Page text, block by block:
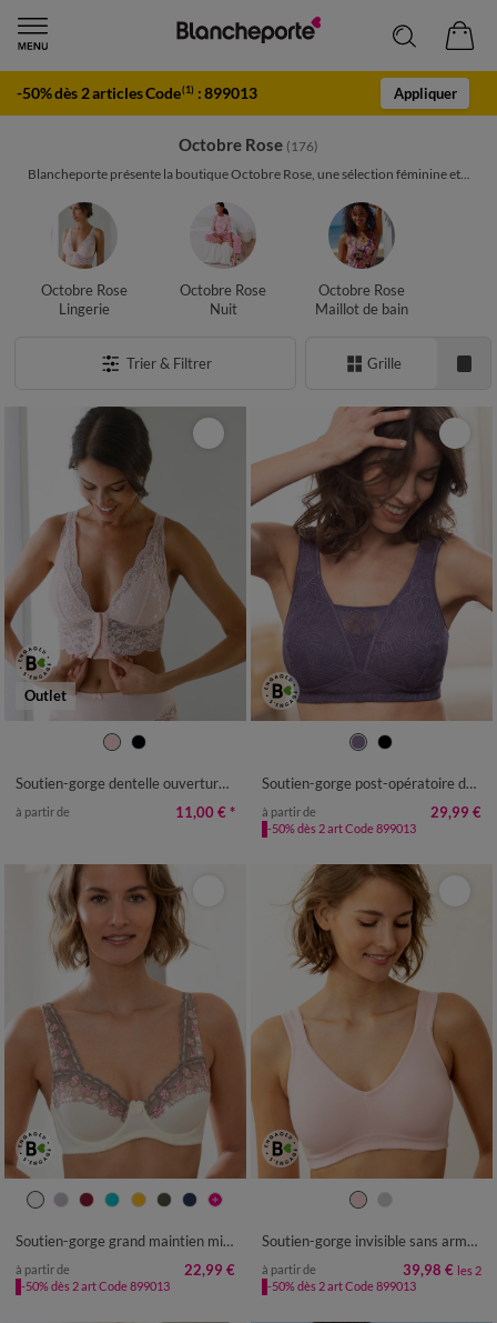
-50% dès 2 articles Code(1) :899013 Appliquer
Octobre Rose (176)
Blancheporte présente la boutique Octobre Rose, une sélection féminine et...
Octobre Rose
Lingerie
Octobre Rose
Nuit
Octobre Rose
Maillot de bain
Trier & Filtrer Grille
Outlet
Soutien-gorge dentelle ouverture devant- sans armatures
à partir de 11,00 € *
Soutien-gorge post-opératoire dentelle doublée coton forme emboîtante - sans armatures.
à partir de 29,99 €
-50% dès 2 art Code 899013
Soutien-gorge grand maintien microfibre Caminata - avec armatures
à partir de 22,99 €
-50% dès 2 art Code 899013
Soutien-gorge invisible sans armatures - lot de 2
à partir de 39,98 € les 2
-50% dès 2 art Code 899013